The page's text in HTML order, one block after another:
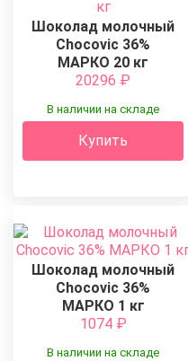
Шоколад молочный
Chocovic 36%
МАРКО 20 кг
20296 ₽
В наличии на складе
Купить
Шоколад молочный
Chocovic 36%
МАРКО 1 кг
1074 ₽
В наличии на складе